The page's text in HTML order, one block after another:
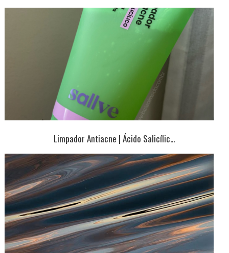
Limpador Antiacne | Ácido Salicílic...